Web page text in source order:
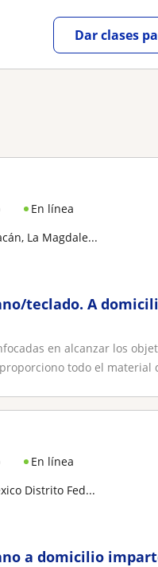
Dar clases
En línea
La Magdale...
teclado. A
en alcanzar los
todo el material
En línea
Distrito Fed...
a domicilio